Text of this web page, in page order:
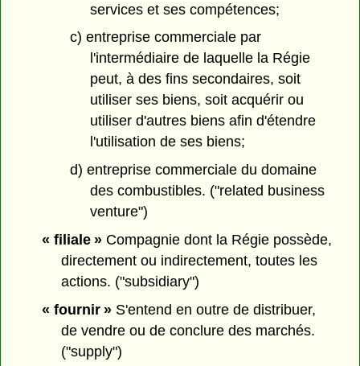
services et ses compétences;
c) entreprise commerciale par
l'intermédiaire de laquelle la Régie
peut, à des fins secondaires, soit
utiliser ses biens, soit acquérir ou
utiliser d'autres biens afin d'étendre
l'utilisation de ses biens;
d) entreprise commerciale du domaine
des combustibles. ("related business
venture")
« filiale »Compagnie dont la Régie possède,
directement ou indirectement, toutes les
actions. ("subsidiary")
« fournir »S'entend en outre de distribuer,
de vendre ou de conclure des marchés.
("supply")